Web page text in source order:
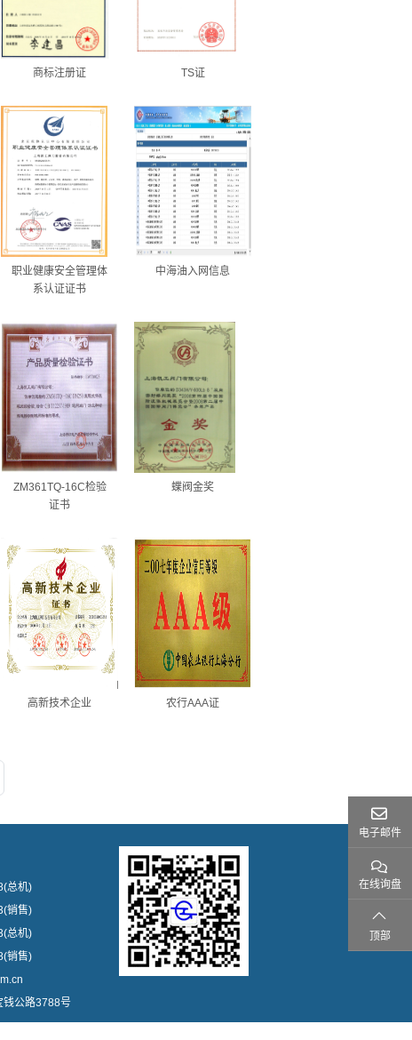
商标注册证 TS证
职业健康安全管理体
系认证证书
中海油入网信息
ZM361TQ-16C检验
证书
蝶阀金奖
高新技术企业 农行AAA证
(总机)
(销售)
(总机)
(销售)
钱公路3788号
电子邮件
在线询盘
顶部